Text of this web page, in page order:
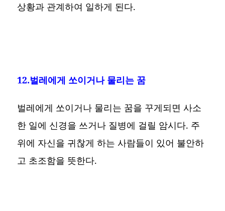
상황과 관계하여 일하게 된다.
12.벌레에게 쏘이거나 물리는 꿈
벌레에게 쏘이거나 물리는 꿈을 꾸게되면 사소
한 일에 신경을 쓰거나 질병에 걸릴 암시다. 주
위에 자신을 귀찮게 하는 사람들이 있어 불안하
고 초조함을 뜻한다.